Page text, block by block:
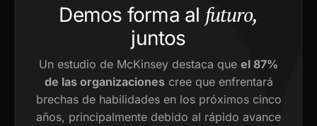
Demos forma al futuro,
juntos
Un estudio de McKinsey destaca que el 87%
de las organizacionescree que enfrentará
brechas de habilidades en los próximos cinco
años, principalmente debido al rápido avance